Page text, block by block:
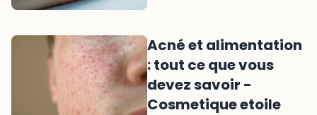
Acné et alimentation
: tout ce que vous
devez savoir -
Cosmetique etoile